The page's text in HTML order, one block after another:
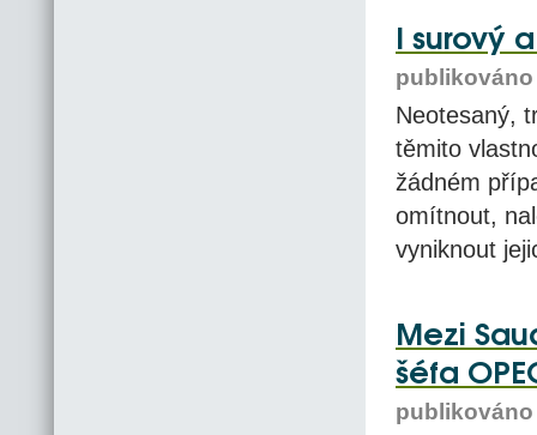
I surový
publikováno
Neotesaný,
těmito
žádném
omítnout,
vyniknout
Mezi
šéfa
publikováno